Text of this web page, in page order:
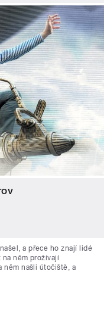
a přece ho znají lidé
něm prožívají
něm našli útočiště, a